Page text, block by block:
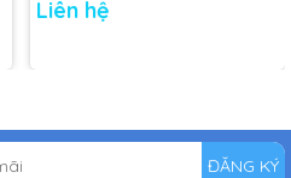
Liên hệ
ĐĂNG KÝ